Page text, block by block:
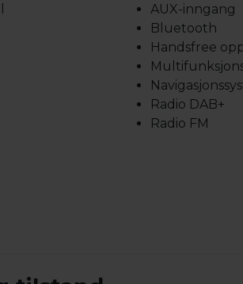
AUX-inngang
Bluetooth
Handsfree
Radio DAB+
Radio FM